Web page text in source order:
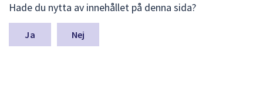
ä
m
a
Hade du nytta av innehållet på denna sida?
Nej